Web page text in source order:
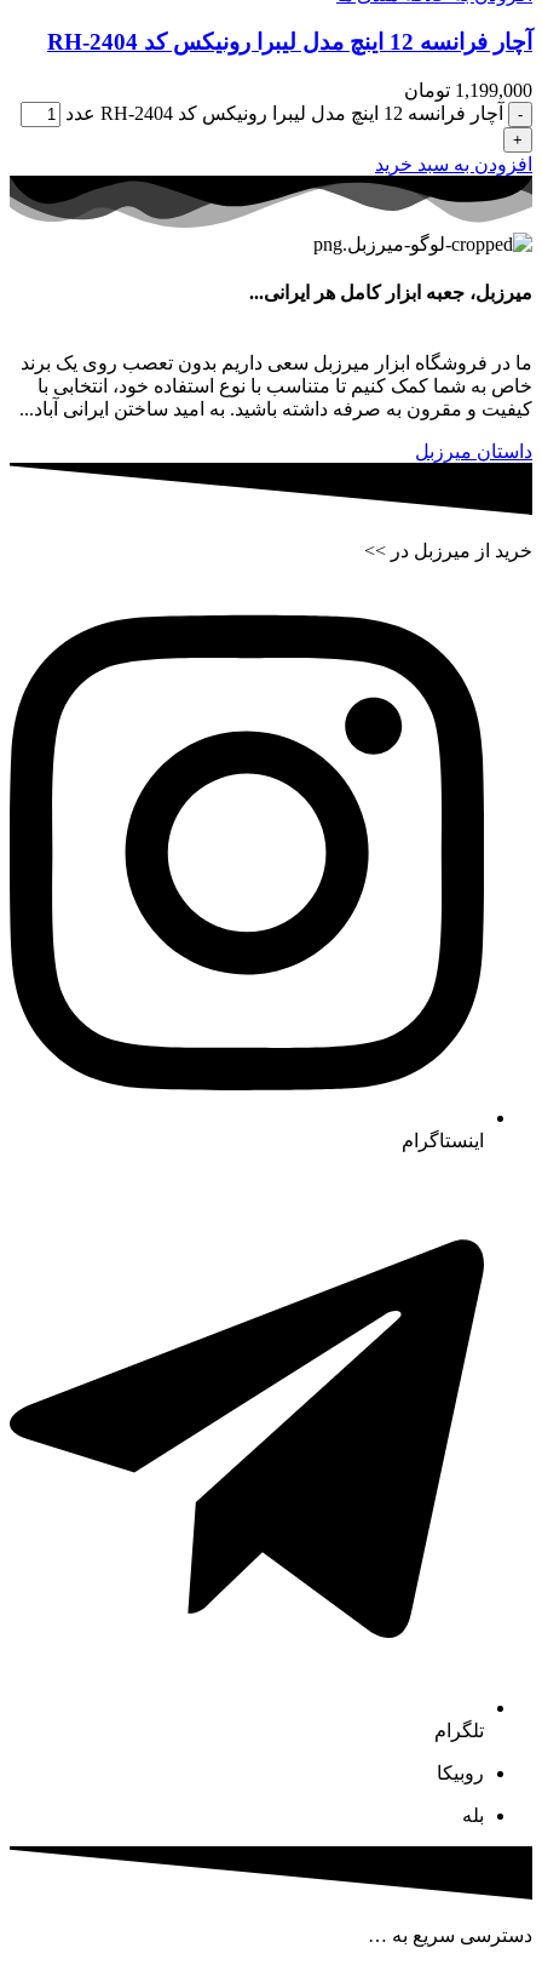
آچار فرانسه 12 اینچ مدل لیبرا رونیکس کد RH-2404
1,199,000 تومان
آچار فرانسه 12 اینچ مدل لیبرا رونیکس کد RH-2404 عدد
افزودن به سبد خرید
میرزبل، جعبه ابزار کامل هر ایرانی...
ما در فروشگاه ابزار میرزبل سعی داریم بدون تعصب روی یک برند
خاص به شما کمک کنیم تا متناسب با نوع استفاده خود، انتخابی با
کیفیت و مقرون به صرفه داشته باشید. به امید ساختن ایرانی آباد...
داستان میرزبل
خرید از میرزبل در >>
اینستاگرام
تلگرام
روبیکا
بله
دسترسی سریع به …